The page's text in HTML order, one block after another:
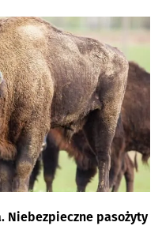
Niebezpieczne pasożyty